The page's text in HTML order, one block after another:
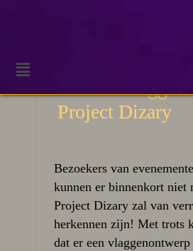
Nieuwe vlaggen
Project Dizary
Bezoekers van
kunnen er binnenkort niet
Project Dizary zal van
herkennen zijn! Met trots
dat er een